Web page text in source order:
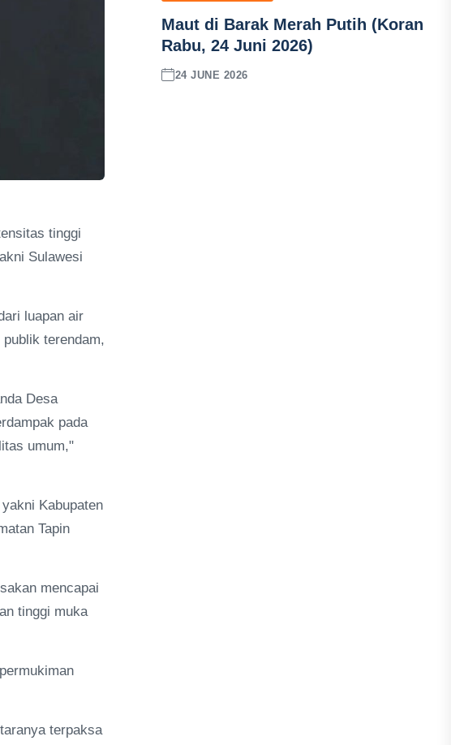
tinggi
Sulawesi
luapan air
terendam,
Desa
pada
umum,"
Kabupaten
Tapin
mencapai
tinggi muka
terpaksa
Maut di Barak Merah Putih (Koran
Rabu, 24 Juni 2026)
24 JUNE 2026